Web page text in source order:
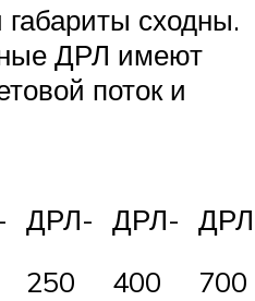
габариты сходны.
ДРЛ имеют
поток и
ДРЛ-
250
ДРЛ-
400
700